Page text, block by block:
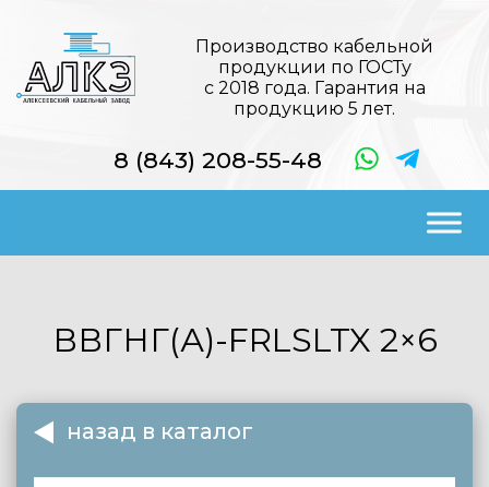
Производство кабельной
продукции по ГОСТу
с 2018 года. Гарантия на
продукцию 5 лет.
8 (843) 208-55-48
ВВГНГ(А)-FRLSLTX 2×6
назад в каталог